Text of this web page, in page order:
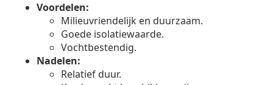
Voordelen:
Milieuvriendelijk en duurzaam.
Goede isolatiewaarde.
Vochtbestendig.
Nadelen:
Relatief duur.